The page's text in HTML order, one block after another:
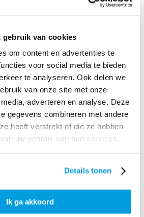
gebruik van cookies
om content en advertenties te
voor social media te bieden
te analyseren. Ook delen we
van onze site met onze
adverteren en analyse. Deze
gegevens combineren met andere
heeft verstrekt of die ze hebben
uw gebruik van hun services.
Details tonen
Ik ga akkoord
immers trots op het bedrijf en weten
kinderen binnen het bedrijf is
de directie. De andere twee
gekregen die aansluiten bij hún
het bedrijf blijven betrokken via
we het directieteam blijven
bedrijf?
hoe ieder nu zijn plek heeft gevonden
vertrouwen – naar de toekomst kan